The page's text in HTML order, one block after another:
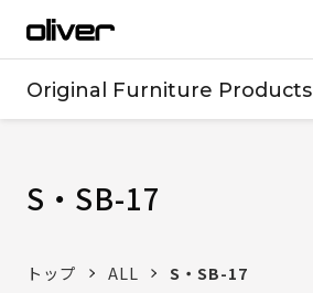
Original Furniture Products
S・SB-17
トップ ALL S・SB-17